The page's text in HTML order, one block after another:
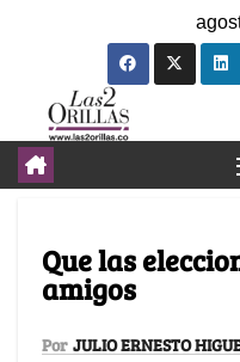
Que las
amigos
Por JULIO ERNESTO